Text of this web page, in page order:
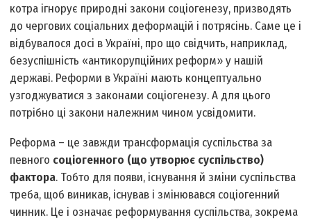
котра ігнорує природні закони соціогенезу, призводять
до чергових соціальних деформацій і потрясінь. Саме це і
відбувалося досі в Україні, про що свідчить, наприклад,
безус­пішність «антикорупційних реформ» у нашій
державі. Реформи в Україні мають концептуально
узгоджуватися з законами соціогенезу. А для цього
потрібно ці закони належним чином усвідомити.
Реформа – це завжди трансформація суспільства за
певного соціогенного (що утворює суспільство)
фактора. Тобто для появи, існування й зміни суспільства
треба, щоб виникав, існував і змінювався соціогенний
чинник. Це і означає реформування суспільства, зокрема